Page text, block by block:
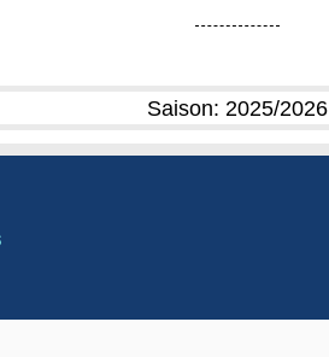
Saison: 2025/2026